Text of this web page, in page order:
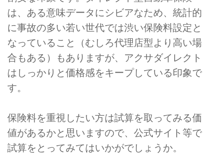
は、ある意味データにシビアなため、統計的
に事故の多い若い世代では渋い保険料設定と
なっていること（むしろ代理店型より高い場
合もある）もありますが、アクサダイレクト
はしっかりと価格感をキープしている印象で
す。
保険料を重視したい方は試算を取ってみる価
値があるかと思いますので、公式サイト等で
試算をとってみてはいかがでしょうか。